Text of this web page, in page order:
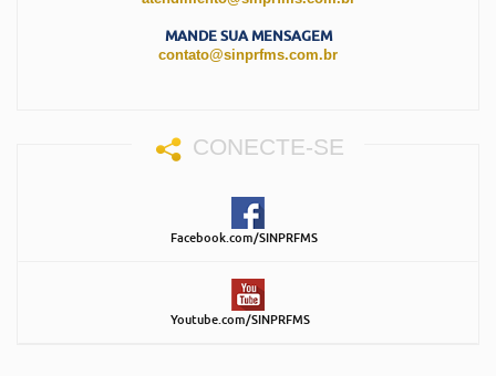
MANDE SUA MENSAGEM
contato@sinprfms.com.br
CONECTE-SE
Facebook.com/SINPRFMS
Youtube.com/SINPRFMS